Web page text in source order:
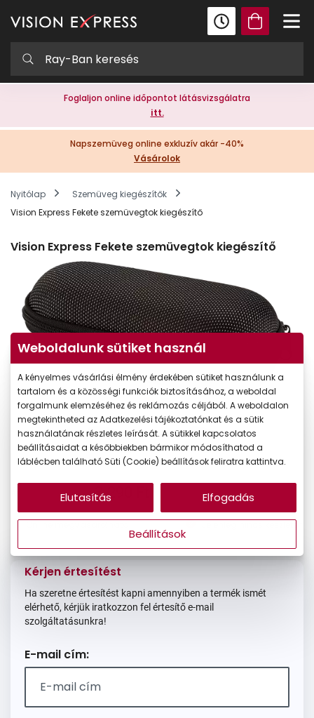
Foglaljon online időpontot látásvizsgálatra
itt.
Napszemüveg online exkluzív akár -40%
Vásárolok
Nyitólap
Szemüveg kiegészítők
Vision Express Fekete szemüvegtok kiegészítő
Vision Express Fekete szemüvegtok kiegészítő
3.290 Ft
Jelenleg nincs készleten
Kérjen értesítést
Ha szeretne értesítést kapni amennyiben a termék ismét
elérhető, kérjük iratkozzon fel értesítő e-mail
szolgáltatásunkra!
E-mail cím:
Weboldalunk sütiket használ
A kényelmes vásárlási élmény érdekében sütiket használunk a
tartalom és a közösségi funkciók biztosításához, a weboldal
forgalmunk elemzéséhez és reklámozás céljából. A weboldalon
megtekintheted az Adatkezelési tájékoztatónkat és a sütik
használatának részletes leírását. A sütikkel kapcsolatos
beállításaidat a későbbiekben bármikor módosíthatod a
láblécben található Süti (Cookie) beállítások feliratra kattintva.
Beállítások
Elutasítás Elfogadás